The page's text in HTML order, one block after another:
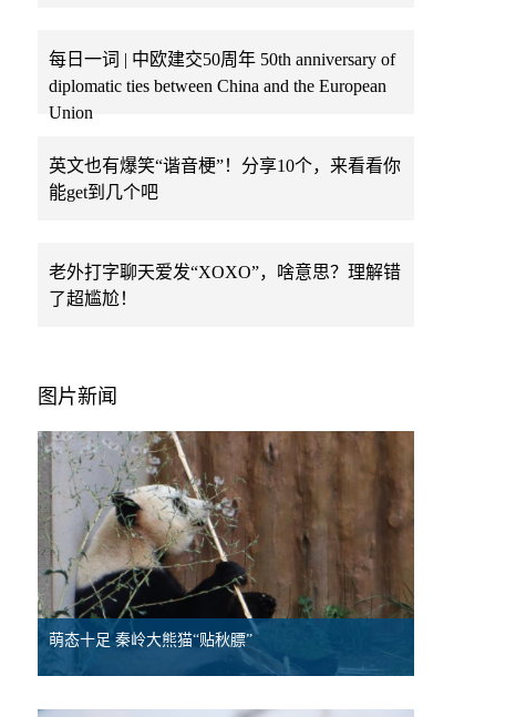
每日一词 | 中欧建交50周年 50th anniversary of
diplomatic ties between China and the European
Union
英文也有爆笑“谐音梗”！分享10个，来看看你
能get到几个吧
老外打字聊天爱发“XOXO”，啥意思？理解错
了超尴尬！
图片新闻
萌态十足 秦岭大熊猫“贴秋膘”